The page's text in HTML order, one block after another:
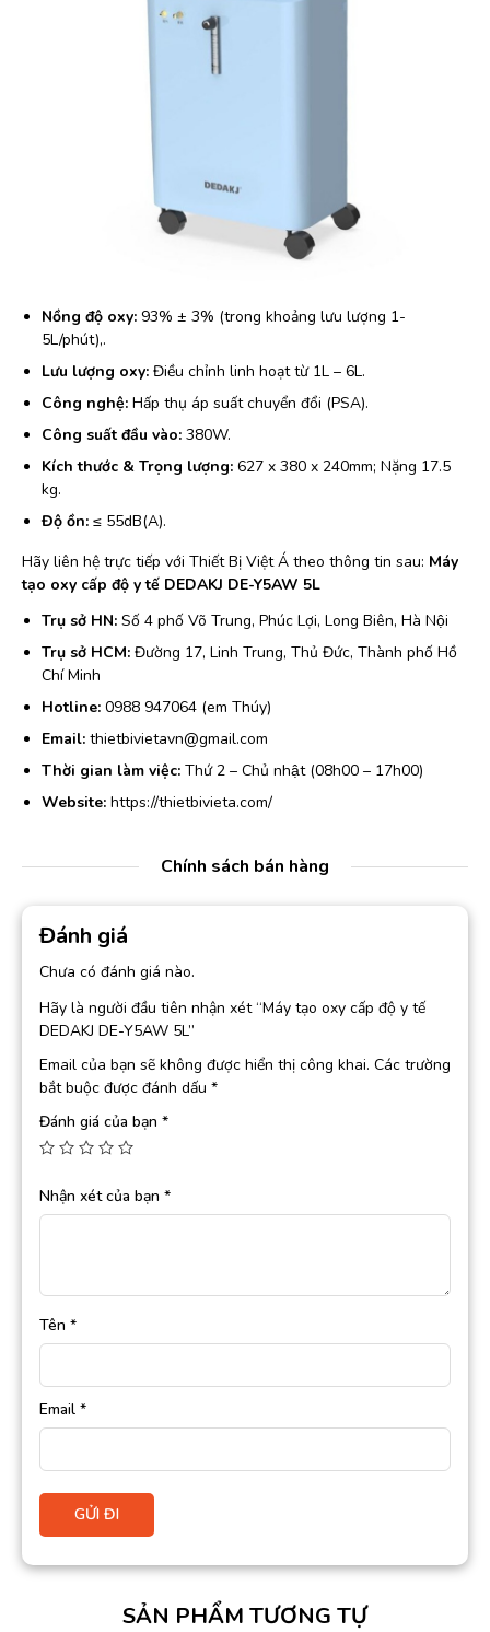
Nồng độ oxy: 93% ± 3% (trong khoảng lưu lượng 1-
5L/phút),.
Lưu lượng oxy: Điều chỉnh linh hoạt từ 1L – 6L.
Công nghệ: Hấp thụ áp suất chuyển đổi (PSA).
Công suất đầu vào: 380W.
Kích thước & Trọng lượng: 627 x 380 x 240mm; Nặng 17.5
kg.
Độ ồn: ≤ 55dB(A).
Hãy liên hệ trực tiếp với Thiết Bị Việt Á theo thông tin sau: Máy
tạo oxy cấp độ y tế DEDAKJ DE-Y5AW 5L
Trụ sở HN: Số 4 phố Võ Trung, Phúc Lợi, Long Biên, Hà Nội
Trụ sở HCM: Đường 17, Linh Trung, Thủ Đức, Thành phố Hồ
Chí Minh
Hotline: 0988 947064 (em Thúy)
Email: thietbivietavn@gmail.com
Thời gian làm việc: Thứ 2 – Chủ nhật (08h00 – 17h00)
Website: https://thietbivieta.com/
Chính sách bán hàng
Đánh giá
Chưa có đánh giá nào.
Hãy là người đầu tiên nhận xét “Máy tạo oxy cấp độ y tế
DEDAKJ DE-Y5AW 5L”
Email của bạn sẽ không được hiển thị công khai. Các trường
bắt buộc được đánh dấu *
Đánh giá của bạn *
Nhận xét của bạn *
Tên *
Email *
SẢN PHẨM TƯƠNG TỰ